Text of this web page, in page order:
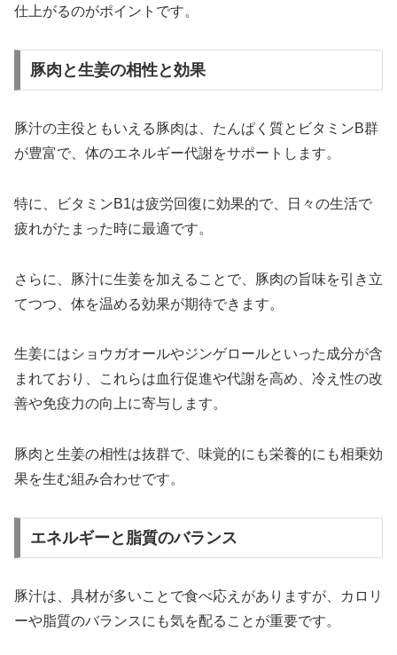
仕上がるのがポイントです。
豚肉と生姜の相性と効果
豚汁の主役ともいえる豚肉は、たんぱく質とビタミンB群
が豊富で、体のエネルギー代謝をサポートします。
特に、ビタミンB1は疲労回復に効果的で、日々の生活で
疲れがたまった時に最適です。
さらに、豚汁に生姜を加えることで、豚肉の旨味を引き立
てつつ、体を温める効果が期待できます。
生姜にはショウガオールやジンゲロールといった成分が含
まれており、これらは血行促進や代謝を高め、冷え性の改
善や免疫力の向上に寄与します。
豚肉と生姜の相性は抜群で、味覚的にも栄養的にも相乗効
果を生む組み合わせです。
エネルギーと脂質のバランス
豚汁は、具材が多いことで食べ応えがありますが、カロリ
ーや脂質のバランスにも気を配ることが重要です。